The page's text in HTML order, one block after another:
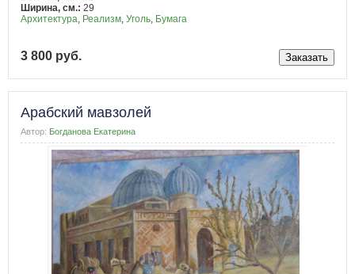
Ширина, см.: 29
Архитектура Реализм Уголь Бумага
3 800 руб.
Арабский мавзолей
Автор: Богданова Екатерина